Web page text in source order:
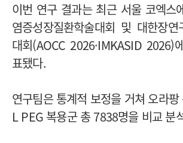
이번 연구 결과는 최근 서울 코엑스
염증성장질환학술대회 및 대한장
대회(AOCC 2026·IMKASID 2026)
표됐다.
연구팀은 통계적 보정을 거쳐 오라
L PEG 복용군 총 7838명을 비교 분